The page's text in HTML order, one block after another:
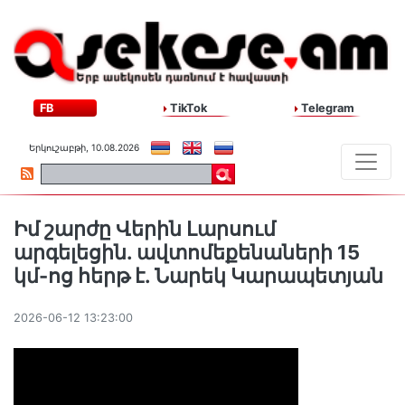
FB TikTok Telegram
Երկուշաբթի, 10.08.2026
Իմ շարժը Վերին Լարսում
արգելեցին. ավտոմեքենաների 15
կմ-ոց հերթ է. Նարեկ Կարապետյան
2026-06-12 13:23:00